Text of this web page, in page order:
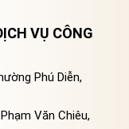
VỤ CÔNG
Phú Diễn,
Văn Chiêu,